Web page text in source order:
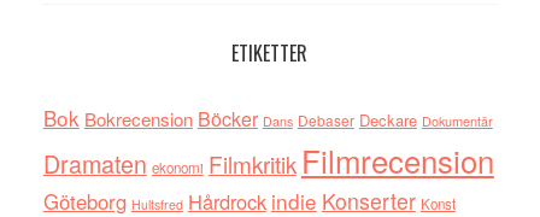
ETIKETTER
Bok Bokrecension Böcker Dans Debaser Deckare Dokumentär
Dramaten ekonomi Filmkritik Filmrecension
Göteborg Hultsfred Hårdrock indie Konserter Konst